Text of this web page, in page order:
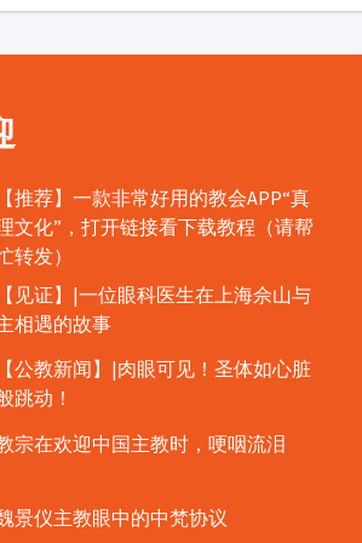
【推荐】一款非常好用的教会APP“真
文化”，打开链接看下载教程（请帮
转发）
【见证】|一位眼科医生在上海佘山与
相遇的故事
【公教新闻】|肉眼可见！圣体如心脏
跳动！
宗在欢迎中国主教时，哽咽流泪
景仪主教眼中的中梵协议